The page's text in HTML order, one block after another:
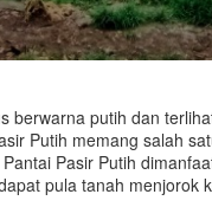
berwarna putih dan
Putih memang salah
Pasir Putih
pula tanah menjorok